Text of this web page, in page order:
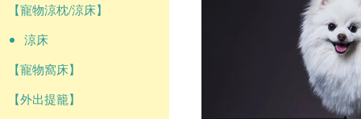
【寵物涼枕/涼床】
涼床
【寵物窩床】
【外出提籠】